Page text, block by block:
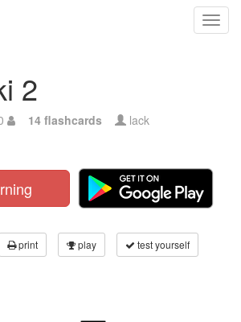
2
14 flashcards lack
print play test yourself